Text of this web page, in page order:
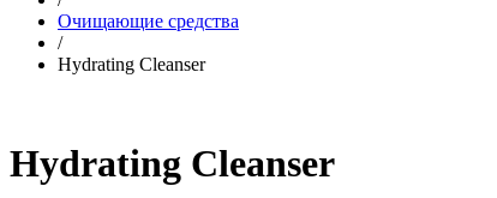
Очищающие средства
/
Hydrating Cleanser
Hydrating Cleanser